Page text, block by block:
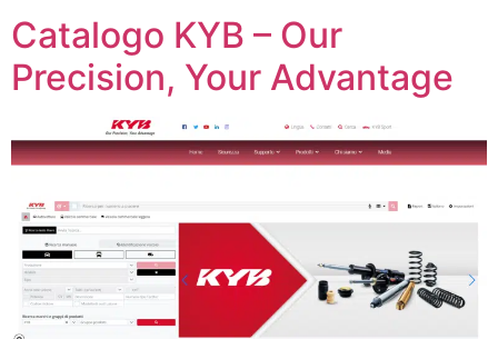
Catalogo KYB – Our
Precision, Your Advantage